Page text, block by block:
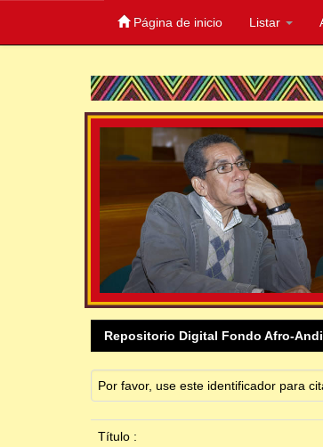
Página de inicio Listar
Repositorio Digital Fondo Afro-
Por favor, use este identificador para
Título :